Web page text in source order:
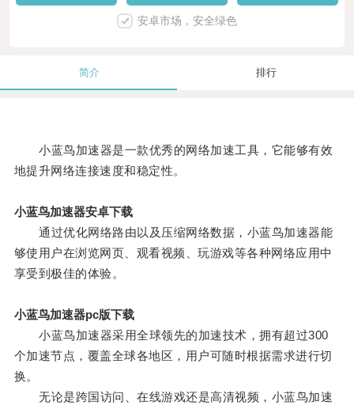
安卓市场，安全绿色
简介 排行
小蓝鸟加速器是一款优秀的网络加速工具，它能够有效
地提升网络连接速度和稳定性。
小蓝鸟加速器安卓下载
通过优化网络路由以及压缩网络数据，小蓝鸟加速器能
够使用户在浏览网页、观看视频、玩游戏等各种网络应用中
享受到极佳的体验。
小蓝鸟加速器pc版下载
小蓝鸟加速器采用全球领先的加速技术，拥有超过300
个加速节点，覆盖全球各地区，用户可随时根据需求进行切
换。
无论是跨国访问、在线游戏还是高清视频，小蓝鸟加速